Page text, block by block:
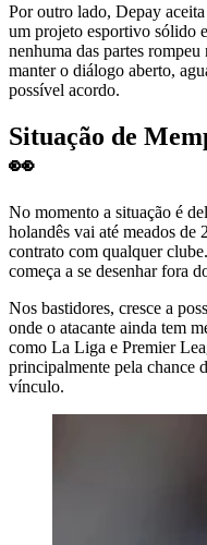
Por outro lado, Depay
um projeto esportivo sólido
nenhuma das partes
manter o diálogo aberto,
possível acordo.
Situação de
👀
No momento a situação é
holandês vai até meados de
contrato com qualquer
começa a se desenhar fora
Nos bastidores, cresce a
onde o atacante ainda tem
como La Liga e Premier
principalmente pela chance
vínculo.